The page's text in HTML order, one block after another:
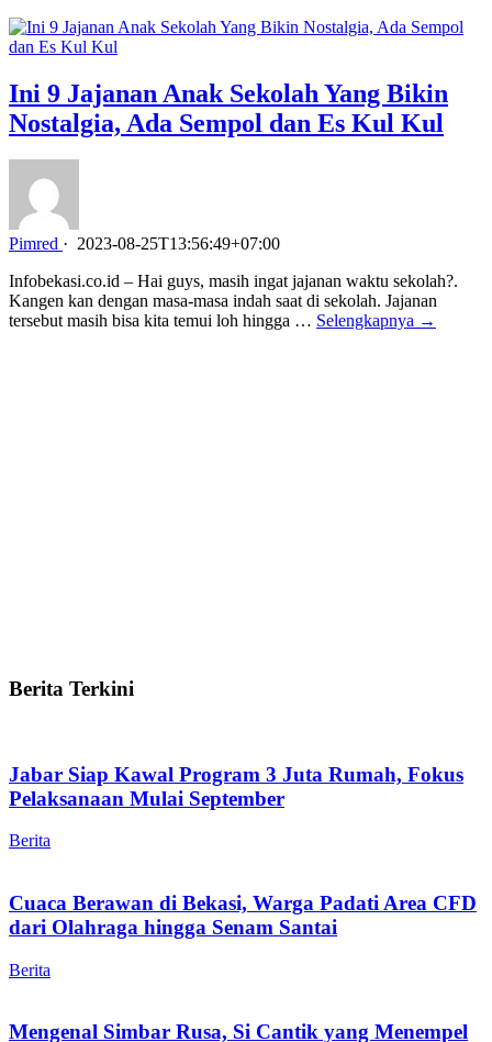
Ini 9 Jajanan Anak Sekolah Yang Bikin
Nostalgia, Ada Sempol dan Es Kul Kul
Pimred · 2023-08-25T13:56:49+07:00
Infobekasi.co.id – Hai guys, masih ingat jajanan waktu sekolah?.
Kangen kan dengan masa-masa indah saat di sekolah. Jajanan
tersebut masih bisa kita temui loh hingga … Selengkapnya →
Berita Terkini
Jabar Siap Kawal Program 3 Juta Rumah, Fokus
Pelaksanaan Mulai September
Berita
Cuaca Berawan di Bekasi, Warga Padati Area CFD
dari Olahraga hingga Senam Santai
Berita
Mengenal Simbar Rusa, Si Cantik yang Menempel